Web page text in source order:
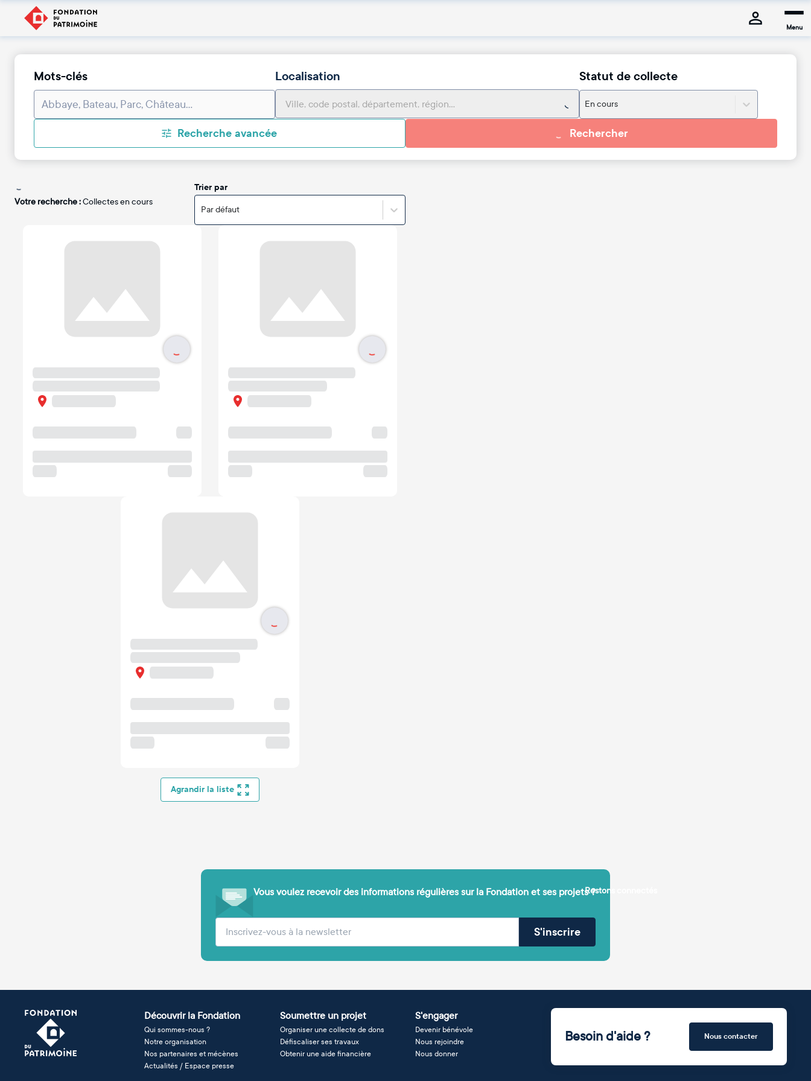
Menu
Mots-clés Localisation Statut de collecte
En cours
Recherche avancée Rechercher
Votre recherche :Collectes en cours
Trier par
Par défaut
Agrandir la liste
Vous voulez recevoir des informations régulières sur la Fondation et ses projets ?
Votre adresse e-mail (obligatoire) S'inscrire
Restons connectés
Découvrir la Fondation
Qui sommes-nous ?
Notre organisation
Nos partenaires et mécènes
Actualités / Espace presse
Soumettre un projet
Organiser une collecte de dons
Défiscaliser ses travaux
Obtenir une aide financière
S'engager
Devenir bénévole
Nous rejoindre
Nous donner
Besoin d'aide ? Nous contacter